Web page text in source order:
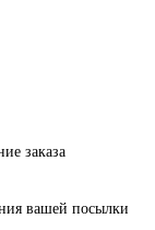
заказа
вашей посылки